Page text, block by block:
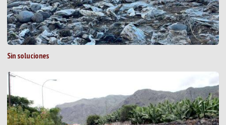
Sin soluciones